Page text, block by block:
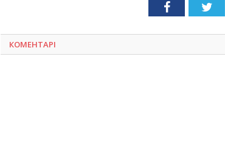
Facebook
КОМЕНТАРІ